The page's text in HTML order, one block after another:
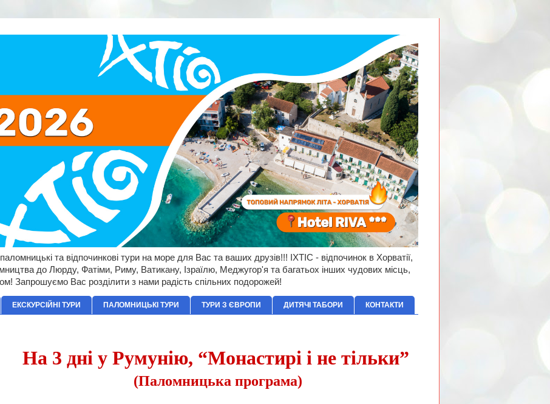
та відпочинкові тури на море для Вас та ваших друзів!!! ІХТІС - відпочинок в Хорватії,
до Люрду, Фатіми, Риму, Ватикану, Ізраїлю, Меджугор'я та багатьох інших чудових місць,
Запрошуємо Вас розділити з нами радість спільних подорожей!
ЕКСКУРСІЙНІ ТУРИ ПАЛОМНИЦЬКІ ТУРИ ТУРИ З ЄВРОПИ ДИТЯЧІ ТАБОРИ КОНТАКТИ
На 3 дні у Румунію, “Монастирі і не тільки”
(Паломницька програма)